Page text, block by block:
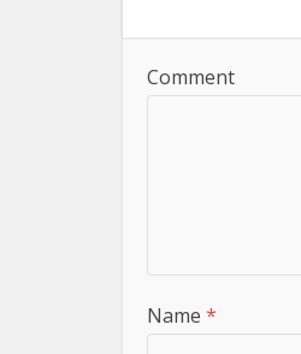
Comment
Name *